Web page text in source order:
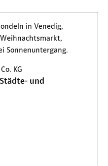
KG
und